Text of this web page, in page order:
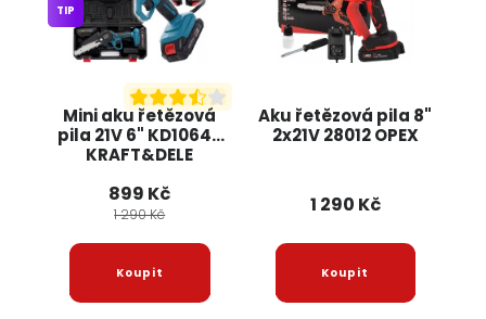
Mini aku řetězová
pila 21V 6" KD10646
KRAFT&DELE
TIP
899 Kč
1 290 Kč
Aku řetězová pila 8"
2x21V 28012 OPEX
1 290 Kč